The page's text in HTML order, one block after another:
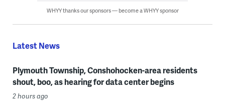
WHYY thanks our sponsors — become a WHYY sponsor
Latest News
Plymouth Township, Conshohocken-area residents
shout, boo, as hearing for data center begins
2 hours ago